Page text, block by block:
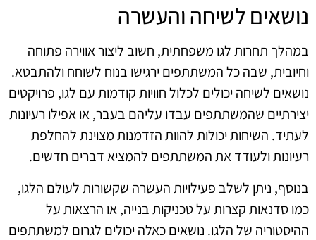
נושאים לשיחה והעשרה
במהלך תחרות לגו משפחתית, חשוב ליצור אווירה פתוחה
וחיובית, שבה כל המשתתפים ירגישו בנוח לשוחח ולהתבטא.
נושאים לשיחה יכולים לכלול חוויות קודמות עם לגו, פרויקטים
יצירתיים שהמשתתפים עבדו עליהם בעבר, או אפילו רעיונות
לעתיד. השיחות יכולות להוות הזדמנות מצוינת להחלפת
רעיונות ולעודד את המשתתפים להמציא דברים חדשים.
בנוסף, ניתן לשלב פעילויות העשרה שקשורות לעולם הלגו,
כמו סדנאות קצרות על טכניקות בנייה, או הרצאות על
ההיסטוריה של הלגו. נושאים כאלה יכולים לגרום למשתתפים